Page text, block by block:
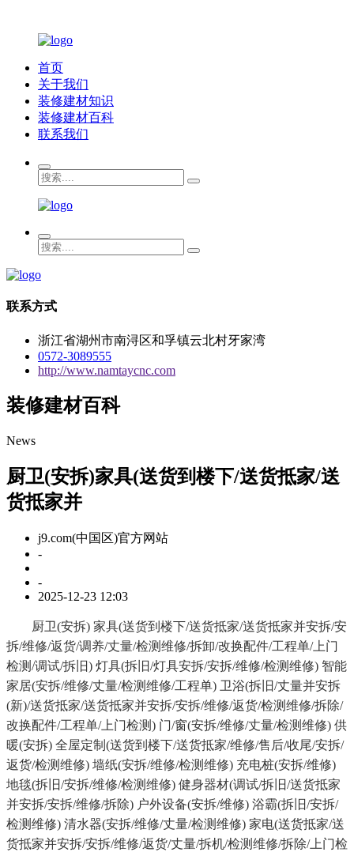
首页
关于我们
装修建材知识
装修建材百科
联系我们
联系方式
浙江省湖州市南浔区和孚镇云北村牙家湾
0572-3089555
http://www.namtaycnc.com
装修建材百科
News
厨卫(安拆)家具(送货到楼下/送货抵家/送
货抵家并
j9.com(中国区)官方网站
-
-
2025-12-23 12:03
厨卫(安拆) 家具(送货到楼下/送货抵家/送货抵家并安拆/安
拆/维修/返货/调养/丈量/检测维修/拆卸/改换配件/工程单/上门
检测/调试/拆旧) 灯具(拆旧/灯具安拆/安拆/维修/检测维修) 智能
家居(安拆/维修/丈量/检测维修/工程单) 卫浴(拆旧/丈量并安拆
(新)/送货抵家/送货抵家并安拆/安拆/维修/返货/检测维修/拆除/
改换配件/工程单/上门检测) 门/窗(安拆/维修/丈量/检测维修) 供
暖(安拆) 全屋定制(送货到楼下/送货抵家/维修/售后/收尾/安拆/
返货/检测维修) 墙纸(安拆/维修/检测维修) 充电桩(安拆/维修)
地毯(拆旧/安拆/维修/检测维修) 健身器材(调试/拆旧/送货抵家
并安拆/安拆/维修/拆除) 户外设备(安拆/维修) 浴霸(拆旧/安拆/
检测维修) 清水器(安拆/维修/丈量/检测维修) 家电(送货抵家/送
货抵家并安拆/安拆/维修/返货/丈量/拆机/检测维修/拆除/上门检